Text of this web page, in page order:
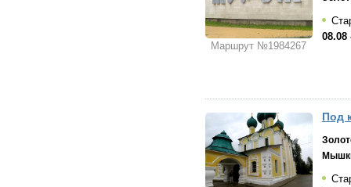
Маршрут №1984267
08.08
Под